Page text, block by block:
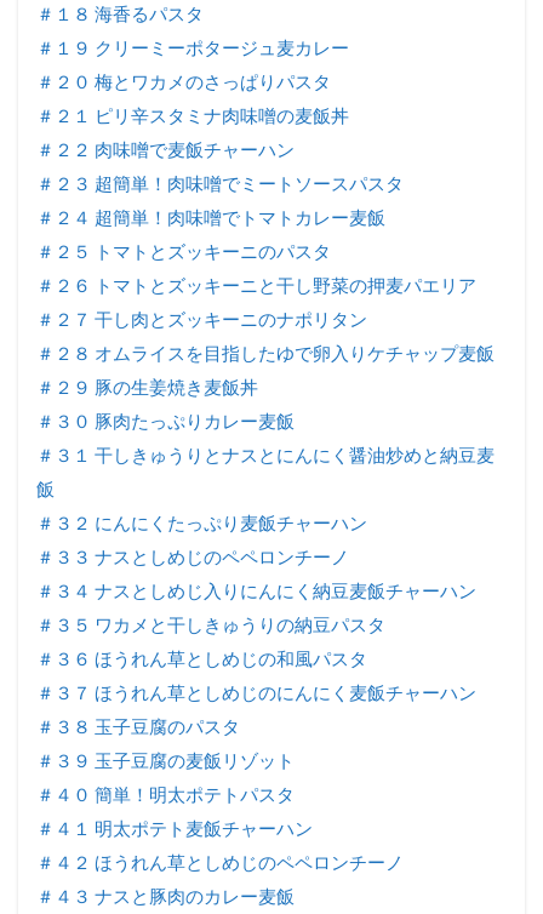
＃１８ 海香るパスタ
＃１９ クリーミーポタージュ麦カレー
＃２０ 梅とワカメのさっぱりパスタ
＃２１ ピリ辛スタミナ肉味噌の麦飯丼
＃２２ 肉味噌で麦飯チャーハン
＃２３ 超簡単！肉味噌でミートソースパスタ
＃２４ 超簡単！肉味噌でトマトカレー麦飯
＃２５ トマトとズッキーニのパスタ
＃２６ トマトとズッキーニと干し野菜の押麦パエリア
＃２７ 干し肉とズッキーニのナポリタン
＃２８ オムライスを目指したゆで卵入りケチャップ麦飯
＃２９ 豚の生姜焼き麦飯丼
＃３０ 豚肉たっぷりカレー麦飯
＃３１ 干しきゅうりとナスとにんにく醤油炒めと納豆麦
飯
＃３２ にんにくたっぷり麦飯チャーハン
＃３３ ナスとしめじのペペロンチーノ
＃３４ ナスとしめじ入りにんにく納豆麦飯チャーハン
＃３５ ワカメと干しきゅうりの納豆パスタ
＃３６ ほうれん草としめじの和風パスタ
＃３７ ほうれん草としめじのにんにく麦飯チャーハン
＃３８ 玉子豆腐のパスタ
＃３９ 玉子豆腐の麦飯リゾット
＃４０ 簡単！明太ポテトパスタ
＃４１ 明太ポテト麦飯チャーハン
＃４２ ほうれん草としめじのペペロンチーノ
＃４３ ナスと豚肉のカレー麦飯